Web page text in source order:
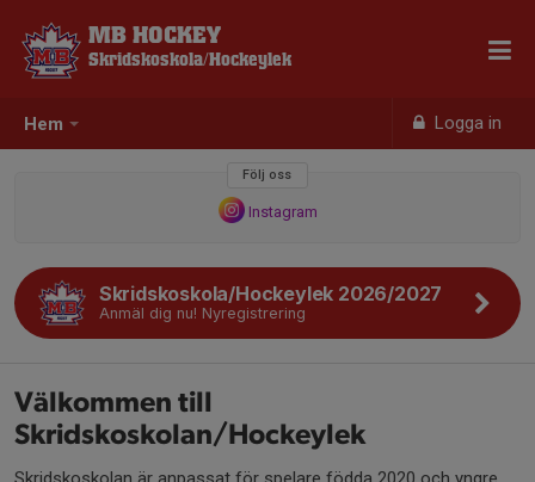
Hem Logga in
MB HOCKEY
Skridskoskola/Hockeylek
Följ oss
Instagram
Skridskoskola/Hockeylek 2026/2027
Anmäl dig nu! Nyregistrering
Välkommen till
Skridskoskolan/Hockeylek